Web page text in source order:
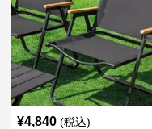
¥4,840 (税込)